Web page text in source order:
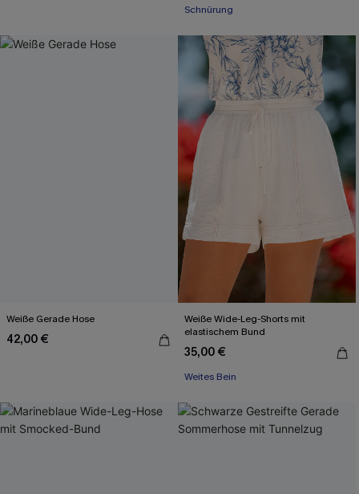
Schnürung
Weiße Gerade Hose
42,00 €
Weiße Wide-Leg-Shorts mit
elastischem Bund
35,00 €
Weites Bein